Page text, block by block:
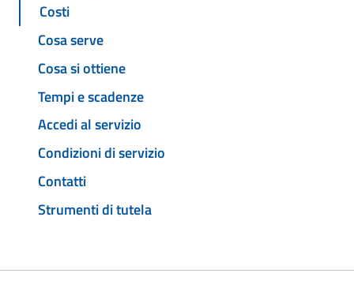
Costi
Cosa serve
Cosa si ottiene
Tempi e scadenze
Accedi al servizio
Condizioni di servizio
Contatti
Strumenti di tutela